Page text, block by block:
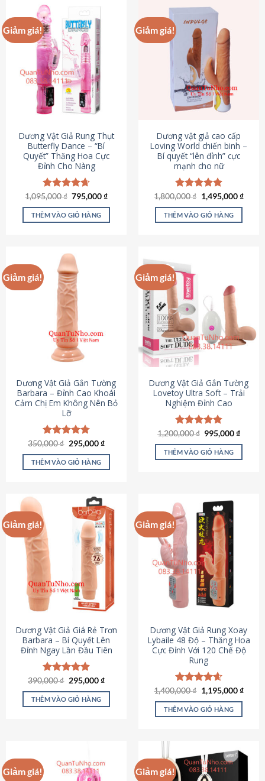
Giảm giá!
Dương Vật Giả Rung Thụt
Butterfly Dance – “Bí
Quyết” Thăng Hoa Cực
Đỉnh Cho Nàng
Được xếp
hạng4.65
5 sao
1,095,000₫ Giá
là:
1,095,000 ₫.
795,000₫Giá
tại
THÊM VÀO GIỎ HÀNG
Giảm giá!
Dương vật giả cao cấp
Loving World chiến binh –
Bí quyết “lên đỉnh” cực
mạnh cho nữ
Được xếp
hạng4.89
5 sao
1,800,000₫ Giá
gốc
là:
1,800,000 ₫.
1,495,000₫Giá
THÊM VÀO GIỎ HÀNG
Giảm giá!
Dương Vật Giả Gắn Tường
Barbara – Đỉnh Cao Khoái
Cảm Chị Em Không Nên Bỏ
Lỡ
Được xếp
hạng4.79
5 sao
350,000₫ Giá
là:
350,000 ₫.
295,000₫Giá
tại
THÊM VÀO GIỎ HÀNG
Giảm giá!
Dương Vật Giả Gắn Tường
Lovetoy Ultra Soft – Trải
Nghiệm Đỉnh Cao
Được xếp
hạng4.82
5 sao
1,200,000₫ Giá
là:
1,200,000 ₫.
995,000₫Giá
tại
THÊM VÀO GIỎ HÀNG
Giảm giá!
Dương Vật Giả Giá Rẻ Trơn
Barbara – Bí Quyết Lên
Đỉnh Ngay Lần Đầu Tiên
Được xếp
hạng4.90
5 sao
390,000₫ Giá
là:
390,000 ₫.
295,000₫Giá
tại
THÊM VÀO GIỎ HÀNG
Giảm giá!
Dương Vật Giả Rung Xoay
Lybaile 48 Độ – Thăng Hoa
Cực Đỉnh Với 120 Chế Độ
Rung
Được xếp
hạng4.62
5 sao
1,400,000₫ Giá
gốc
là:
1,400,000 ₫.
1,195,000₫Giá
THÊM VÀO GIỎ HÀNG
Giảm giá! Giảm giá!